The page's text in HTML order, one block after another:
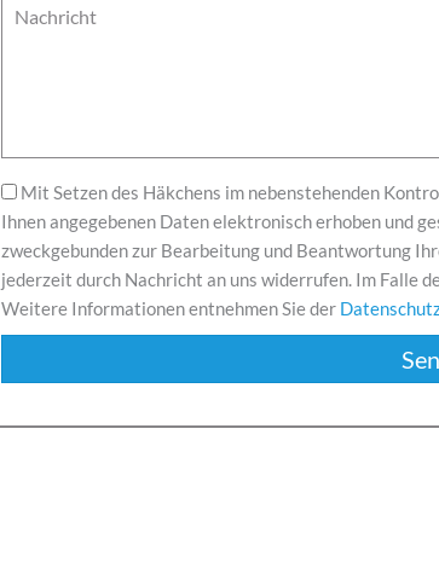
Mit Setzen des Häkchens im nebenstehenden
Ihnen angegebenen Daten elektronisch erhoben und
zweckgebunden zur Bearbeitung und Beantwortung
jederzeit durch Nachricht an uns widerrufen. Im Falle
Weitere Informationen entnehmen Sie der